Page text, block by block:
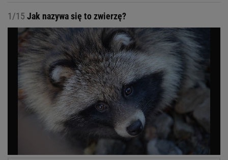
1/15 Jak nazywa się to zwierzę?